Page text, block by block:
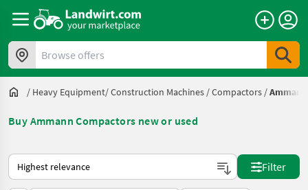
Browse offers
/ Heavy Equipment/ Construction Machines /Compactors /Ammann
Buy Ammann Compactors new or used
This is how sorting works on Landwirt.com
Filter